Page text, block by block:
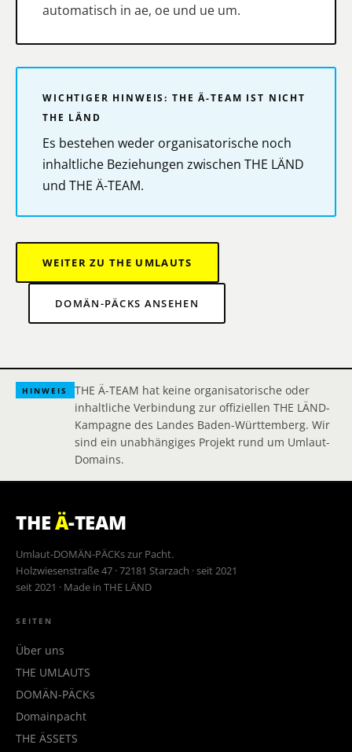
automatisch in ae, oe und ue um.
WICHTIGER HINWEIS: THE Ä-TEAM IST NICHT
THE LÄND
Es bestehen weder organisatorische noch
inhaltliche Beziehungen zwischen THE LÄND
und THE Ä-TEAM.
WEITER ZU THE UMLAUTS
DOMÄN-PÄCKS ANSEHEN
HINWEIS
THE Ä-TEAM hat keine organisatorische oder
inhaltliche Verbindung zur offiziellen THE LÄND-
Kampagne des Landes Baden-Württemberg. Wir
sind ein unabhängiges Projekt rund um Umlaut-
Domains.
THEÄ-TEAM
Umlaut-DOMÄN-PÄCKs zur Pacht.
Holzwiesenstraße 47 · 72181 Starzach · seit 2021
seit 2021 · Made in THE LÄND
SEITEN
Über uns
THE UMLAUTS
DOMÄN-PÄCKs
Domainpacht
THE ÄSSETS